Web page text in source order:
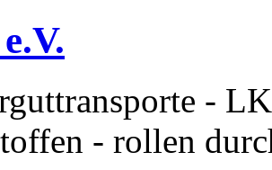
-
- rollen